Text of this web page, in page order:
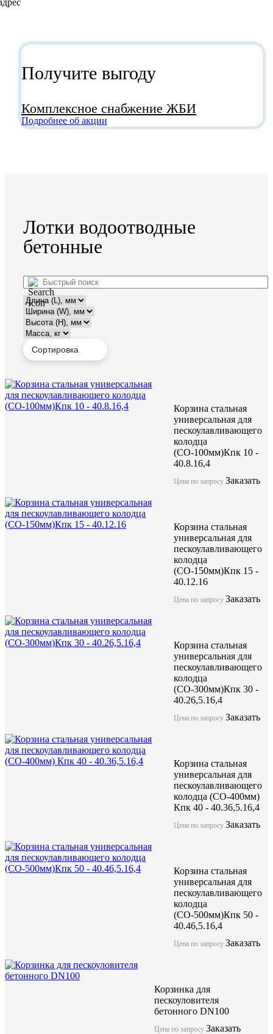
Получите выгоду
Комплексное снабжение ЖБИ
Подробнее об акции
Лотки водоотводные
бетонные
Корзина стальная
универсальная для
пескоулавливающего
колодца
(СО-100мм)Кпк 10 -
40.8.16,4
Цена по запросу Заказать
Корзина стальная
универсальная для
пескоулавливающего
колодца
(СО-150мм)Кпк 15 -
40.12.16
Цена по запросу Заказать
Корзина стальная
универсальная для
пескоулавливающего
колодца
(СО-300мм)Кпк 30 -
40.26,5.16,4
Цена по запросу Заказать
Корзина стальная
универсальная для
пескоулавливающего
колодца (СО-400мм)
Кпк 40 - 40.36,5.16,4
Цена по запросу Заказать
Корзина стальная
универсальная для
пескоулавливающего
колодца
(СО-500мм)Кпк 50 -
40.46,5.16,4
Цена по запросу Заказать
Корзинка для
пескоуловителя
бетонного DN100
Цена по запросуЗаказать